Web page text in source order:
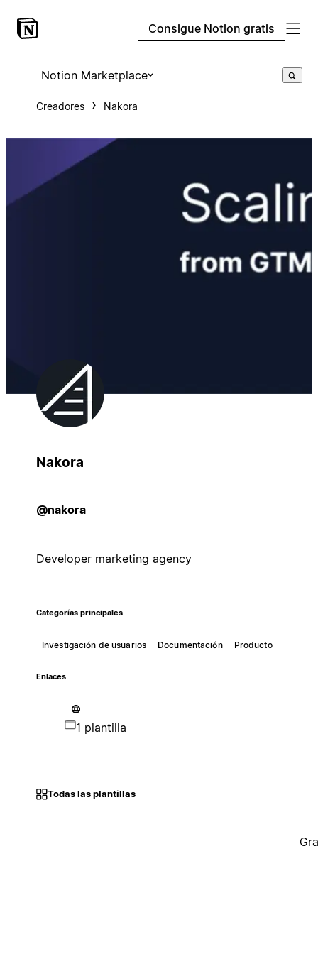
Consigue Notion gratis
Notion Marketplace
Creadores Nakora
Nakora
@nakora
Developer marketing agency
Categorías principales
Investigación de usuarios Documentación Producto
Enlaces
1 plantilla
Todas las plantillas